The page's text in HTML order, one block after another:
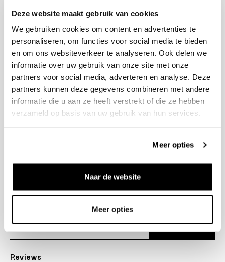
Deze website maakt gebruik van cookies
We gebruiken cookies om content en advertenties te
personaliseren, om functies voor social media te bieden
en om ons websiteverkeer te analyseren. Ook delen we
informatie over uw gebruik van onze site met onze
partners voor social media, adverteren en analyse. Deze
partners kunnen deze gegevens combineren met andere
informatie die u aan ze heeft verstrekt of die ze hebben
verzameld op basis van uw gebruik van hun services.
Meer opties
Naar de website
Meer opties
+31 23 205 2006
info@bruut.nl
Contact Formulier
Open 11:00 - 18:30
OPENINGSTIJDEN
Over ons
Reviews